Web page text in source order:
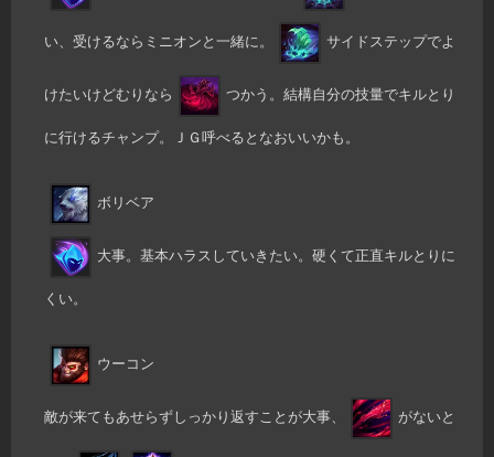
い、受けるならミニオンと一緒に。 サイドステップでよ
けたいけどむりなら つかう。結構自分の技量でキルとり
に行けるチャンプ。ＪＧ呼べるとなおいいかも。
ボリベア
大事。基本ハラスしていきたい。硬くて正直キルとりに
くい。
ウーコン
敵が来てもあせらずしっかり返すことが大事、 がないと